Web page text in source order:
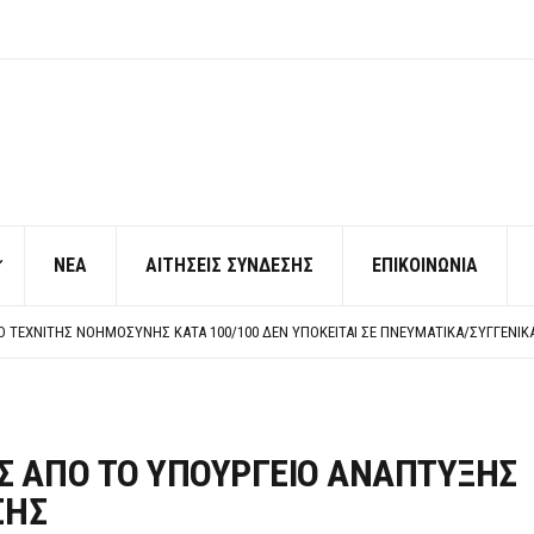
ΝΕΑ ΑΙΤΗΣΕΙΣ ΣΥΝΔΕΣΗΣ ΕΠΙΚΟΙΝΩΝΙΑ
ΧΩΡΊΣ ΤΟ ΑΠΟΔΕΙΚΤΙΚΌ ΥΠΟΒΟΛΉΣ ΓΝΩΣΤΟΠΟΊΗΣΗΣ
ΑΠΟ ΤΟ ΥΠΟΥΡΓΕΙΟ ΑΝΑΠΤΥΞΗΣ